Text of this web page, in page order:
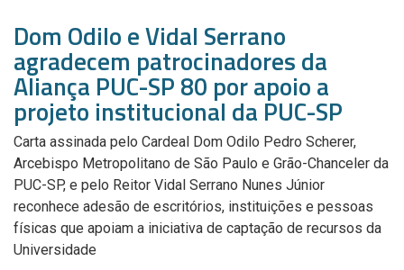
Dom Odilo e Vidal Serrano
agradecem patrocinadores da
Aliança PUC-SP 80 por apoio a
projeto institucional da PUC-SP
Carta assinada pelo Cardeal Dom Odilo Pedro Scherer,
Arcebispo Metropolitano de São Paulo e Grão-Chanceler da
PUC-SP, e pelo Reitor Vidal Serrano Nunes Júnior
reconhece adesão de escritórios, instituições e pessoas
físicas que apoiam a iniciativa de captação de recursos da
Universidade